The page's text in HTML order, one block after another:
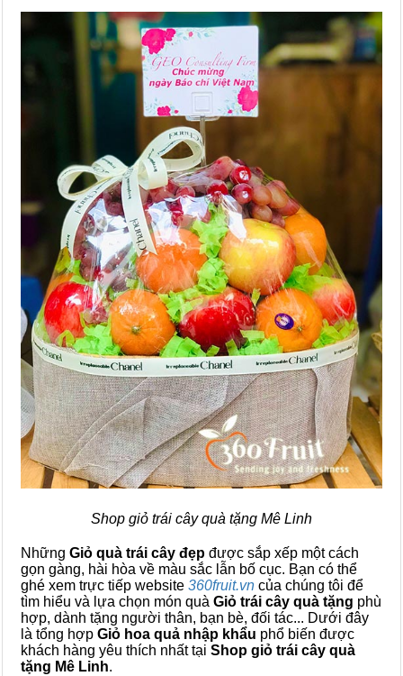
Shop giỏ trái cây quà tặng Mê Linh
Những Giỏ quà trái cây đẹp được sắp xếp một cách
gọn gàng, hài hòa về màu sắc lẫn bố cục. Bạn có thể
ghé xem trực tiếp website 360fruit.vn của chúng tôi để
tìm hiểu và lựa chọn món quà Giỏ trái cây quà tặng phù
hợp, dành tặng người thân, bạn bè, đối tác... Dưới đây
là tổng hợp Giỏ hoa quả nhập khẩu phổ biến được
khách hàng yêu thích nhất tại Shop giỏ trái cây quà
tặng Mê Linh.